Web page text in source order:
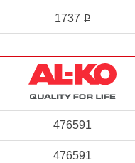
1737 i
476591
476591